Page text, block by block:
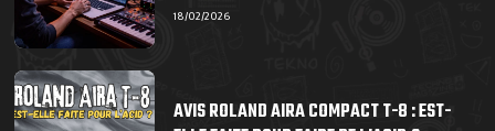
18/02/2026
AVIS ROLAND AIRA COMPACT T-8 : EST-